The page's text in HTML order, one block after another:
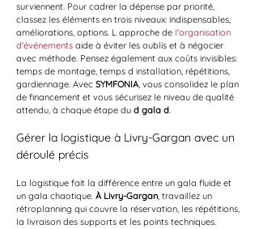
surviennent. Pour cadrer la dépense par priorité,
classez les éléments en trois niveaux: indispensables,
améliorations, options. L approche de l'organisation
d'événements aide à éviter les oublis et à négocier
avec méthode. Pensez également aux coûts invisibles:
temps de montage, temps d installation, répétitions,
gardiennage. Avec SYMFONIA, vous consolidez le plan
de financement et vous sécurisez le niveau de qualité
attendu, à chaque étape du d gala d.
Gérer la logistique à Livry-Gargan avec un
déroulé précis
La logistique fait la différence entre un gala fluide et
un gala chaotique. À Livry-Gargan, travaillez un
rétroplanning qui couvre la réservation, les répétitions,
la livraison des supports et les points techniques.